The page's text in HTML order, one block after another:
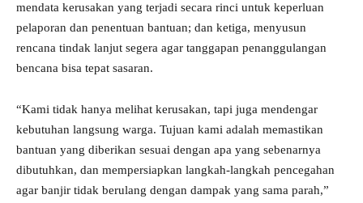
mendata kerusakan yang terjadi secara rinci untuk keperluan
pelaporan dan penentuan bantuan; dan ketiga, menyusun
rencana tindak lanjut segera agar tanggapan penanggulangan
bencana bisa tepat sasaran.
“Kami tidak hanya melihat kerusakan, tapi juga mendengar
kebutuhan langsung warga. Tujuan kami adalah memastikan
bantuan yang diberikan sesuai dengan apa yang sebenarnya
dibutuhkan, dan mempersiapkan langkah-langkah pencegahan
agar banjir tidak berulang dengan dampak yang sama parah,”